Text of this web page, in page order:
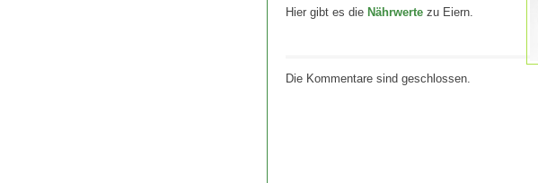
Hier gibt es die Nährwerte zu Eiern.
Die Kommentare sind geschlossen.